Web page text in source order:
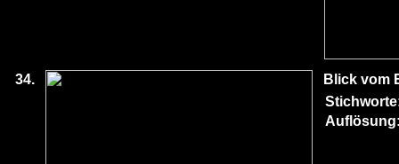
34.
Blick vom